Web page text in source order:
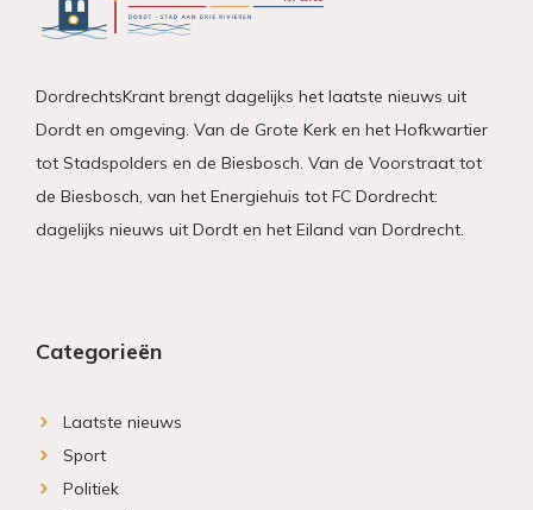
DordrechtsKrant brengt dagelijks het laatste nieuws uit
Dordt en omgeving. Van de Grote Kerk en het Hofkwartier
tot Stadspolders en de Biesbosch. Van de Voorstraat tot
de Biesbosch, van het Energiehuis tot FC Dordrecht:
dagelijks nieuws uit Dordt en het Eiland van Dordrecht.
Categorieën
Laatste nieuws
Sport
Politiek